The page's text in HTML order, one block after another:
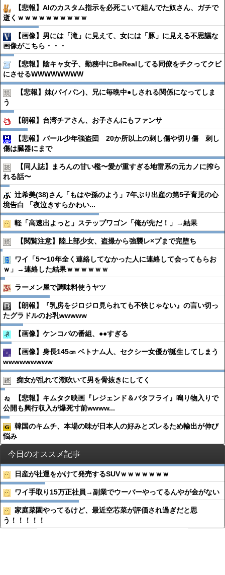
【悲報】AIのカスタム指示を必死こいて組んでた奴さん、ガチで
逝くｗｗｗｗｗｗｗｗｗｗ
【画像】男には「滝」に見えて、女には「豚」に見える不思議な
画像がこちら・・・
【悲報】陰キャ女子、勤務中にBeRealしてる同僚をチクってクビ
にさせるWWWWWWWW
【悲報】妹(パイパン)、兄に毎晩中●︎しされる関係になってしま
う
【朗報】台湾チアさん、お子さんにもファンサ
【悲報】バール少年強盗団 20か所以上の刺し傷や切り傷 刺し
傷は臓器にまで
【同人誌】まろんの甘い檻〜愛が重すぎる地雷系の元カノに搾ら
れる話〜
辻希美(38)さん「もはや孫のよう」7年ぶり出産の第5子育児の心
境告白 「夜泣きすらかわい...
軽「高速出よっと」ステップワゴン「俺が先だ！」→結果
【閲覧注意】陸上部少女、盗撮から強襲レ×プまで完堕ち
ワイ「5〜10年全く連絡してなかった人に連絡して会ってもらお
ｗ」→連絡した結果ｗｗｗｗｗｗ
ラーメン屋で調味料使うヤツ
【朗報】『乳房をジロジロ見られても不快じゃない』の言い切っ
たグラドルのお乳wwwww
【画像】ケンコバの番組、●●すぎる
【画像】身長145㎝ ベトナム人、セクシー女優が誕生してしまう
wwwwwwwww
痴女が乱れて潮吹いて男を骨抜きにしてく
【悲報】キムタク映画『レジェンド＆バタフライ』鳴り物入りで
公開も興行収入が爆死寸前wwww...
韓国のキムチ、本場の味が日本人の好みとズレるため輸出が伸び
悩み
今日のオススメ記事
日産が社運をかけて発売するSUVｗｗｗｗｗｗｗ
ワイ手取り15万正社員→副業でウーバーやってるんやが金がない
家庭菜園やってるけど、最近空芯菜が評価され過ぎだと思
う！！！！！